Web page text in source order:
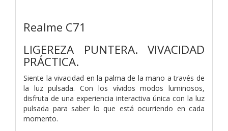
Realme C71
LIGEREZA PUNTERA. VIVACIDAD
PRÁCTICA.
Siente la vivacidad en la palma de la mano a través de
la luz pulsada. Con los vívidos modos luminosos,
disfruta de una experiencia interactiva única con la luz
pulsada para saber lo que está ocurriendo en cada
momento.